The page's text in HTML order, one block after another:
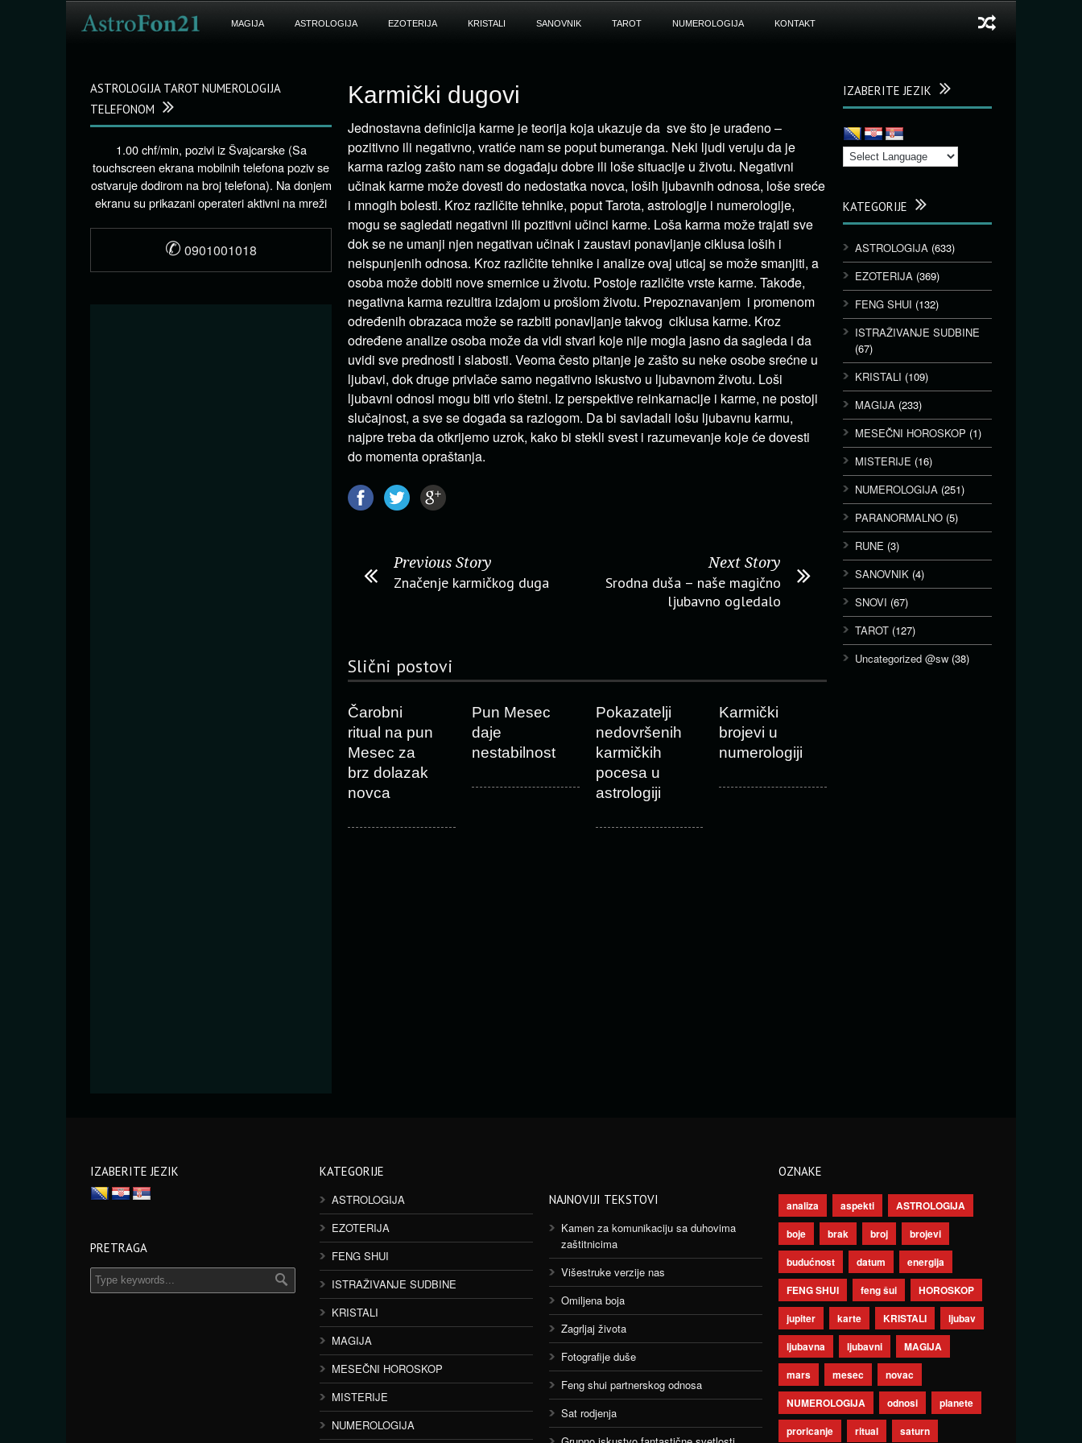
MAGIJA ASTROLOGIJA EZOTERIJA KRISTALI SANOVNIK TAROT NUMEROLOGIJA KONTAKT
Karmički dugovi
Jednostavna definicija karme je teorija koja ukazuje da sve što je urađeno –
pozitivno ili negativno, vratiće nam se poput bumeranga. Neki ljudi veruju da je
karma razlog zašto nam se događaju dobre ili loše situacije u životu. Negativni
učinak karme može dovesti do nedostatka novca, loših ljubavnih odnosa, loše sreće
i mnogih bolesti. Kroz različite tehnike, poput Tarota, astrologije i numerologije,
mogu se sagledati negativni ili pozitivni učinci karme. Loša karma može trajati sve
dok se ne umanji njen negativan učinak i zaustavi ponavljanje ciklusa loših i
neispunjenih odnosa. Kroz različite tehnike i analize ovaj uticaj se može smanjiti, a
osoba može dobiti nove smernice u životu. Postoje različite vrste karme. Takođe,
negativna karma rezultira izdajom u prošlom životu. Prepoznavanjem i promenom
određenih obrazaca može se razbiti ponavljanje takvog ciklusa karme. Kroz
određene analize osoba može da vidi stvari koje nije mogla jasno da sagleda i da
uvidi sve prednosti i slabosti. Veoma često pitanje je zašto su neke osobe srećne u
ljubavi, dok druge privlače samo negativno iskustvo u ljubavnom životu. Loši
ljubavni odnosi mogu biti vrlo štetni. Iz perspektive reinkarnacije i karme, ne postoji
slučajnost, a sve se događa sa razlogom. Da bi savladali lošu ljubavnu karmu,
najpre treba da otkrijemo uzrok, kako bi stekli svest i razumevanje koje će dovesti
do momenta opraštanja.
Previous Story
Značenje karmičkog duga
Next Story
Srodna duša – naše magično
ljubavno ogledalo
Slični postovi
Čarobni
ritual na pun
Mesec za
brz dolazak
novca
Pun Mesec
daje
nestabilnost
Pokazatelji
nedovršenih
karmičkih
pocesa u
astrologiji
Karmički
brojevi u
numerologiji
IZABERITE JEZIK
KATEGORIJE
ASTROLOGIJA (633)
EZOTERIJA (369)
FENG SHUI (132)
ISTRAŽIVANJE SUDBINE
(67)
KRISTALI (109)
MAGIJA (233)
MESEČNI HOROSKOP (1)
MISTERIJE (16)
NUMEROLOGIJA (251)
PARANORMALNO (5)
RUNE (3)
SANOVNIK (4)
SNOVI (67)
TAROT (127)
Uncategorized @sw (38)
ASTROLOGIJA TAROT NUMEROLOGIJA
TELEFONOM
1.00 chf/min, pozivi iz Švajcarske (Sa
touchscreen ekrana mobilnih telefona poziv se
ostvaruje dodirom na broj telefona). Na donjem
ekranu su prikazani operateri aktivni na mreži
✆ 0901001018
IZABERITE JEZIK
PRETRAGA
KATEGORIJE
ASTROLOGIJA
EZOTERIJA
FENG SHUI
ISTRAŽIVANJE SUDBINE
KRISTALI
MAGIJA
MESEČNI HOROSKOP
MISTERIJE
NUMEROLOGIJA
NAJNOVIJI TEKSTOVI
Kamen za komunikaciju sa duhovima
zaštitnicima
Višestruke verzije nas
Omiljena boja
Zagrljaj života
Fotografije duše
Feng shui partnerskog odnosa
Sat rodjenja
OZNAKE
analiza aspekti
ASTROLOGIJA
boje
brak broj
brojevi
budućnost
datum
energija
FENG SHUI
feng šui
HOROSKOP
jupiter
karte KRISTALI
ljubav
ljubavna
ljubavni
MAGIJA
mars
mesec
novac
NUMEROLOGIJA
odnosi
planete
proricanje
ritual saturn